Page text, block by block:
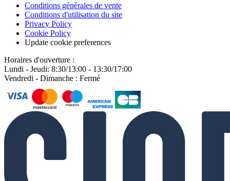
Conditions générales de vente
Conditions d'utilisation du site
Privacy Policy
Cookie Policy
Update cookie preferences
Horaires d'ouverture :
Lundi - Jeudi: 8:30/13:00 - 13:30/17:00
Vendredi - Dimanche : Fermé